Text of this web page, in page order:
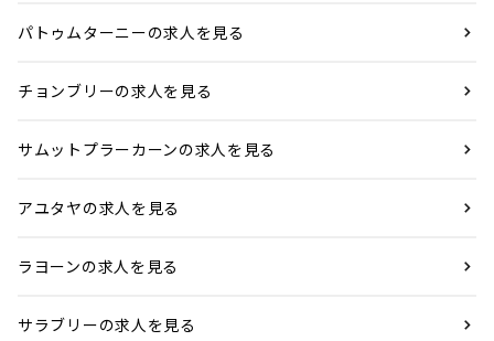
パトゥムターニーの求人を見る
チョンブリーの求人を見る
サムットプラーカーンの求人を見る
アユタヤの求人を見る
ラヨーンの求人を見る
サラブリーの求人を見る